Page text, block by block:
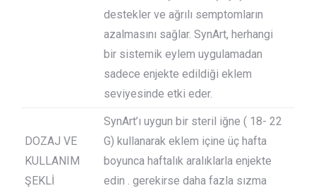
destekler ve ağrılı semptomların
azalmasını sağlar. SynArt, herhangi
bir sistemik eylem uygulamadan
sadece enjekte edildiği eklem
seviyesinde etki eder.
DOZAJ VE
KULLANIM
ŞEKLİ
SynArt’ı uygun bir steril iğne ( 18- 22
G) kullanarak eklem içine üç hafta
boyunca haftalık aralıklarla enjekte
edin . gerekirse daha fazla sızma